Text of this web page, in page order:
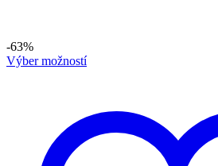
-63%
Výber možností